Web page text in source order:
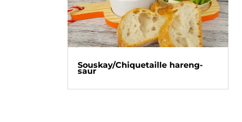
Souskay/Chiquetaille hareng-
saur